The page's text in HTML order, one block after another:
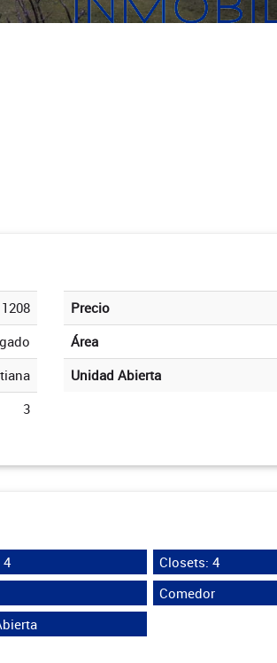
1208
3
Precio
Área
Unidad Abierta
Closets: 4
Comedor